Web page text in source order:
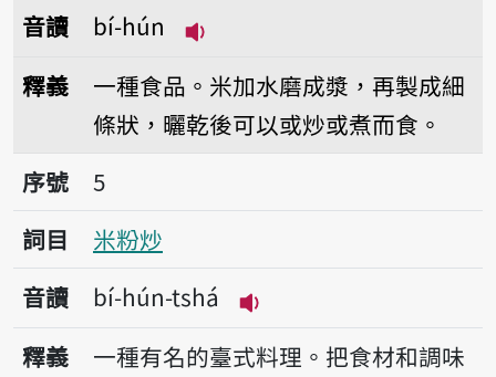
音讀
bí-hún
釋義
一種食品。米加水磨成漿，再製成細
條狀，曬乾後可以或炒或煮而食。
序號5米粉炒
序號
5
詞目
米粉炒
音讀
bí-hún-tshá
播放音讀bí-hún-tshá
釋義
一種有名的臺式料理。把食材和調味